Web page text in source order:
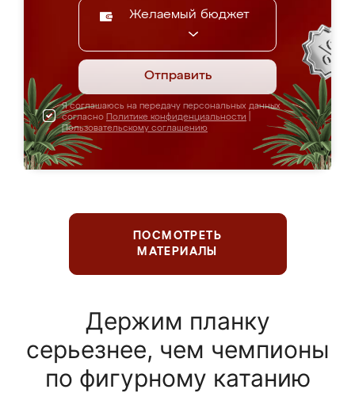
Желаемый бюджет
Отправить
Я соглашаюсь на передачу персональных данных
согласно Политике конфиденциальности
Пользовательскому соглашению
ПОСМОТРЕТЬ
МАТЕРИАЛЫ
Держим планку
серьезнее, чем чемпионы
по фигурному катанию